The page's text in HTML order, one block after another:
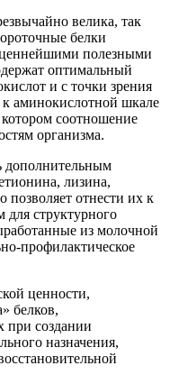
велика, так
белки
полезными
оптимальный
и с точки зрения
аминокислотной шкале
котором соотношение
организма.
дополнительным
лизина,
позволяет отнести их к
структурного
из молочной
профилактическое
ценности,
белков,
при создании
назначения,